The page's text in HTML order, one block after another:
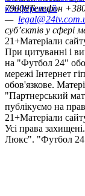
конференцій
79008Телефон
—
суб’єктів у сфері
21+Матеріали
При цитуванні і
на "Футбол 24"
мережі Інтернет
обов'язкове.
"Партнерський
публікуємо на
21+Матеріали
Усi права
Люкс". "Футбол